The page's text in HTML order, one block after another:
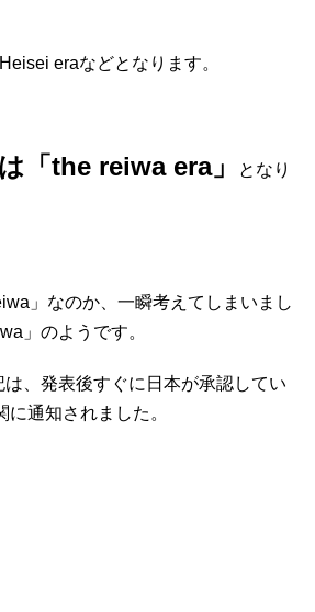
eraなどとなります。
「the reiwa era」
となり
」なのか、一瞬考えてしまいまし
」のようです。
は、発表後すぐに日本が承認してい
通知されました。